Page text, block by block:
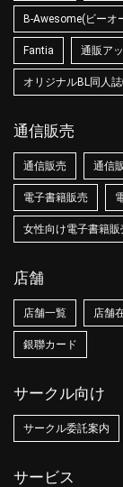
B-Awesome(ビーオ
Fantia 通販ア
オリジナルBL同人
通信販売
通信販売 通信
電子書籍販売
女性向け電子書籍販
店舗
店舗一覧 店舗
銀聯カード
サークル向け
サークル委託案内
サービス